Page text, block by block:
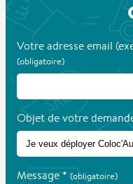
Votre adresse email
(obligatoire)
Objet de votre
Message * (obligatoire)